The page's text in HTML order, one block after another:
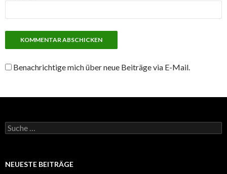
Benachrichtige mich über neue Beiträge via E-Mail.
S
u
e
NEUESTE BEITRÄGE